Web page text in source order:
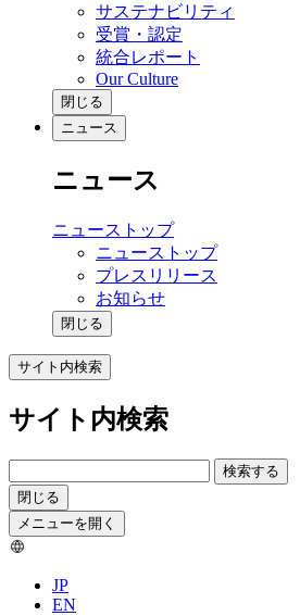
サステナビリティ
受賞・認定
統合レポート
Our Culture
閉じる
ニュース
ニュース
ニューストップ
ニューストップ
プレスリリース
お知らせ
閉じる
サイト内検索
サイト内検索
検索する
閉じる
メニューを開く
JP
EN